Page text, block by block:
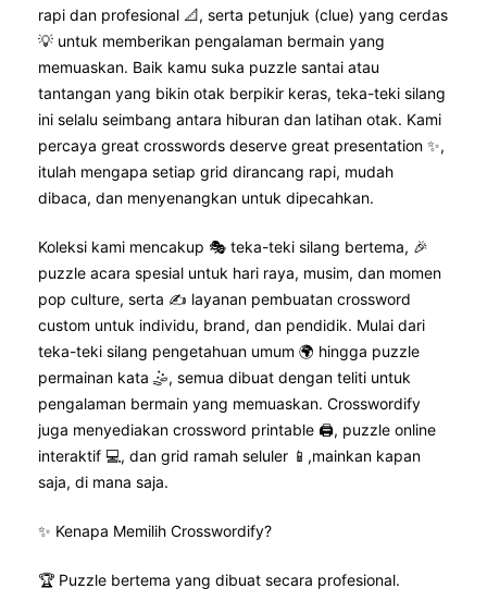
rapi dan profesional 📐, serta petunjuk (clue) yang cerdas
💡 untuk memberikan pengalaman bermain yang
memuaskan. Baik kamu suka puzzle santai atau
tantangan yang bikin otak berpikir keras, teka-teki silang
ini selalu seimbang antara hiburan dan latihan otak. Kami
percaya great crosswords deserve great presentation ✨,
itulah mengapa setiap grid dirancang rapi, mudah
dibaca, dan menyenangkan untuk dipecahkan.
Koleksi kami mencakup 🎭 teka-teki silang bertema, 🎉
puzzle acara spesial untuk hari raya, musim, dan momen
pop culture, serta ✍️ layanan pembuatan crossword
custom untuk individu, brand, dan pendidik. Mulai dari
teka-teki silang pengetahuan umum 🌍 hingga puzzle
permainan kata 🤹, semua dibuat dengan teliti untuk
pengalaman bermain yang memuaskan. Crosswordify
juga menyediakan crossword printable 🖨️, puzzle online
interaktif 💻, dan grid ramah seluler 📱,mainkan kapan
saja, di mana saja.
✨ Kenapa Memilih Crosswordify?
🏆 Puzzle bertema yang dibuat secara profesional.